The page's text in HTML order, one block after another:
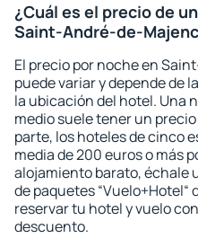
¿Cuál es el precio de
Saint-André-de-
El precio por noche en
puede variar y depende de
la ubicación del hotel. Una
medio suele tener un
parte, los hoteles de cinco
media de 200 euros o más
alojamiento barato, échale
de paquetes “Vuelo+Hotel“
reservar tu hotel y vuelo
descuento.